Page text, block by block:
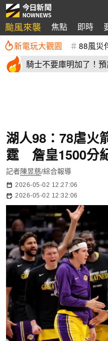
颱風來襲 焦點 即時
新電玩大觀園 88風災
騎士不要庫明加了！
湖人98：78虐火
霆 詹皇1500分
記者陳昱慈/綜合報導
2026-05-02 12:27:06
2026-05-02 12:32:06